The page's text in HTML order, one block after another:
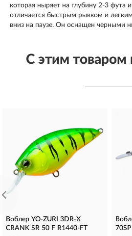
которая ныряет на глубину 2-3 фута и
отличается быстрым рывком и
вниз на паузе. Он оснащен черными
С этим товаром
Воблер YO-ZURI 3DR-X
CRANK SR 50 F R1440-FT